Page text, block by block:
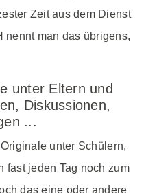
Zeit aus dem Dienst
nennt man das übrigens,
unter Eltern und
Diskussionen,
...
unter Schülern,
fast jeden Tag noch zum
das eine oder andere